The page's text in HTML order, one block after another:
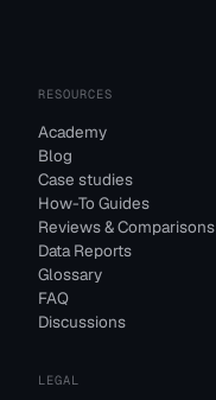
RESOURCES
Academy
Blog
Case studies
How-To Guides
Reviews & Comparisons
Data Reports
Glossary
FAQ
Discussions
LEGAL